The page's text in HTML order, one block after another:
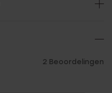
2 Beoordelingen